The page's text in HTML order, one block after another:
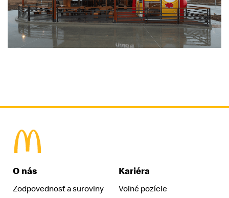
O nás
Zodpovednosť a suroviny
Kariéra
Voľné pozície